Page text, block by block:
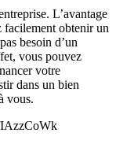
L’avantage
facilement obtenir un
besoin d’un
vous pouvez
votre
dans un bien
vous.